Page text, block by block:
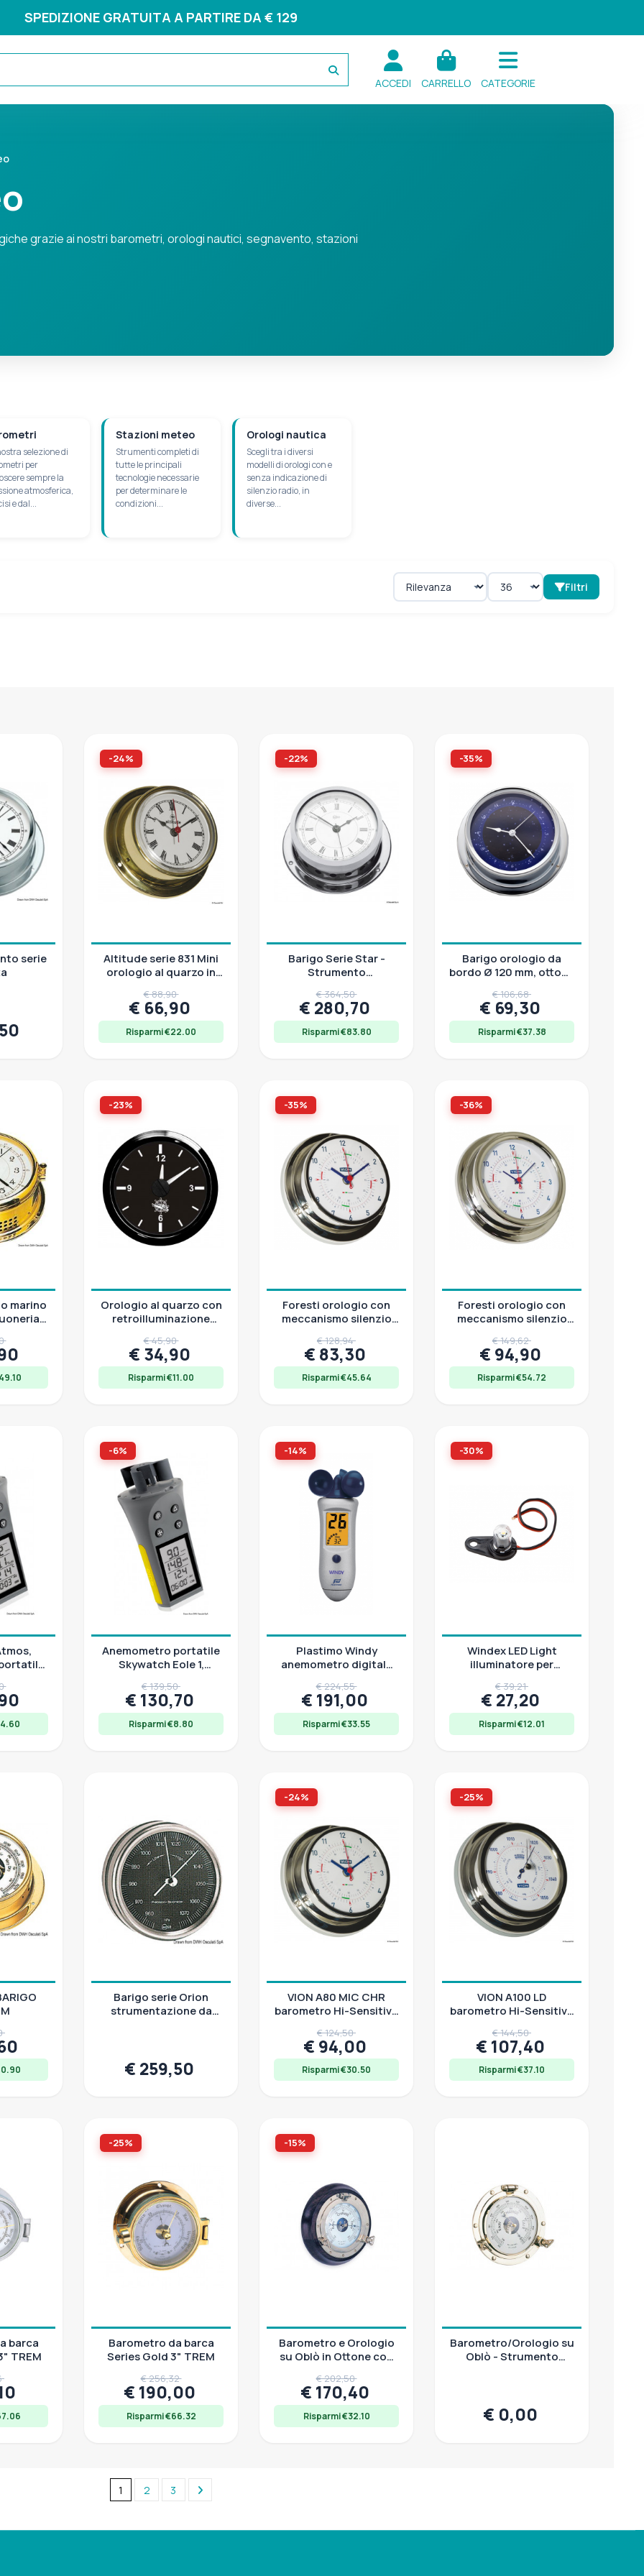
SPEDIZIONE GRATUITA A PARTIRE DA € 129
ACCEDI CARRELLO CATEGORIE
grazie ai nostri barometri, orologi nautici, segnavento, stazioni
ai nostri barometri, orologi nautici, segnavento, stazioni meteo, termometri e igrometri.
selezione di
per
sempre la
atmosferica,
e dal...
Stazioni meteo
Strumenti completi di
tutte le principali
tecnologie necessarie
per determinare le
condizioni...
Orologi nautica
Scegli tra i diversi
modelli di orologi con e
senza indicazione di
silenzio radio, in
diverse...
Filtri
serie
-24%
Altitude serie 831 Mini
orologio al quarzo in
€ 88,90
€ 66,90
Risparmi €22.00
-22%
Barigo Serie Star -
Strumento
Nautica
€ 364,50
€ 280,70
Risparmi €83.80
-35%
Barigo orologio da
bordo Ø 120 mm, ottone
€ 106,68
€ 69,30
Risparmi €37.38
marino
-23%
Orologio al quarzo con
retroilluminazione
€ 45,90
€ 34,90
Risparmi €11.00
-35%
Foresti orologio con
meccanismo silenzio
mm
€ 128,94
€ 83,30
Risparmi €45.64
-36%
Foresti orologio con
meccanismo silenzio
mm
€ 149,62
€ 94,90
Risparmi €54.72
-6%
Anemometro portatile
Skywatch Eole 1,
€ 139,50
€ 130,70
Risparmi €8.80
-14%
Plastimo Windy
anemometro digitale
mm
€ 224,55
€ 191,00
Risparmi €33.55
-30%
Windex LED Light
illuminatore per
V, 23 mA
€ 39,21
€ 27,20
Risparmi €12.01
Barigo serie Orion
strumentazione da
€ 259,50
-24%
VION A80 MIC CHR
barometro Hi-Sensitive
€ 124,50
€ 94,00
Risparmi €30.50
-25%
VION A100 LD
barometro Hi-Sensitive
€ 144,50
€ 107,40
Risparmi €37.10
barca
TREM
-25%
Barometro da barca
Series Gold 3" TREM
€ 256,32
€ 190,00
Risparmi €66.32
-15%
Barometro e Orologio
su Oblò in Ottone con
€ 202,50
€ 170,40
Risparmi €32.10
Barometro/Orologio su
Oblò - Strumento
€ 0,00
1 2 3